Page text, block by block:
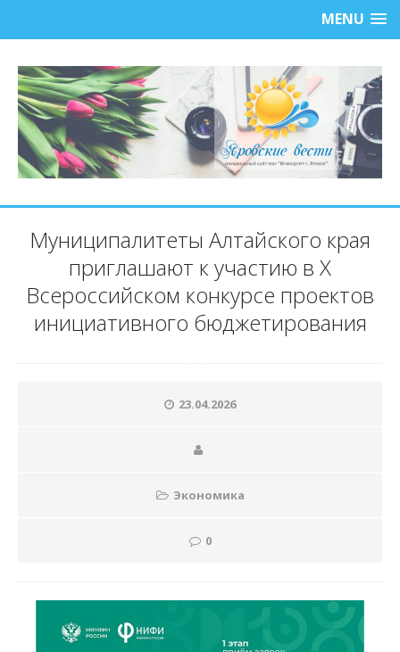
MENU
Муниципалитеты Алтайского края
приглашают к участию в X
Всероссийском конкурсе проектов
инициативного бюджетирования
23.04.2026
Экономика
0